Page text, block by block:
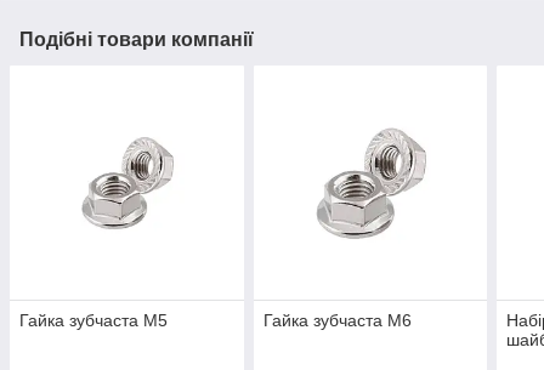
Подібні товари компанії
Гайка зубчаста М5 Гайка зубчаста М6